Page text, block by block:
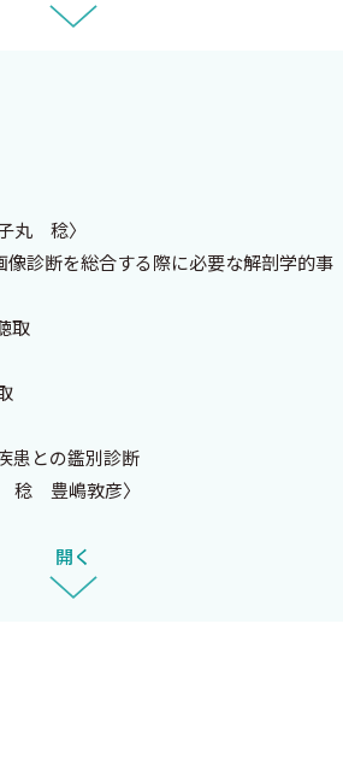
あれば，術者は安心して手術に集中で
結果が得られると考えて，小生の施設で
とで，その手順を作製してきました．
回，その手順を皆様にお伝えしたいと
断から手術適応の決定，術前準備，体
にわたります．手順の定式化は，術者
りでなく，さまざまなメリットがありま
入から執刀までの時間が，腹臥位への体
30分以内と非常に短いことがあげら
担が減ります．また，脊椎脊髄手術に
不適切な手術方法，出血多量，除圧不
術後血腫，創部感染などさまざまなピ
が，それらへの対応策を定式化された
安心して手術ができますし手術成績の
きるだけエビデンスに基づき理論的に
に基づいた記述もありますので，その点
の判断にもとづいて取捨選択していた
えておりますので，何かご意見がござい
だければと考えております．
丸 稔〉
診断を総合する際に必要な解剖学的事
取
との鑑別診断
豊嶋敦彦〉
ックによる高位診断
〉
イン
開く